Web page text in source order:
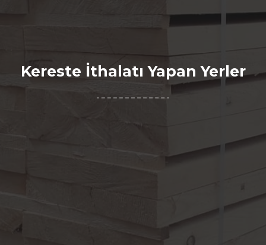
Kereste İthalatı Yapan Yerler